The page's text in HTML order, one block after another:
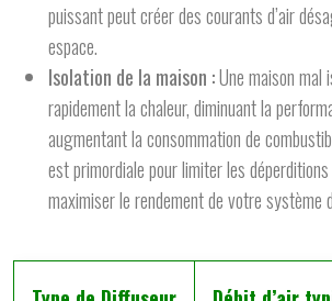
puissant peut créer des courants d’air
espace.
Isolation de la maison :Une maison mal
rapidement la chaleur, diminuant la
augmentant la consommation de
est primordiale pour limiter les
maximiser le rendement de votre système